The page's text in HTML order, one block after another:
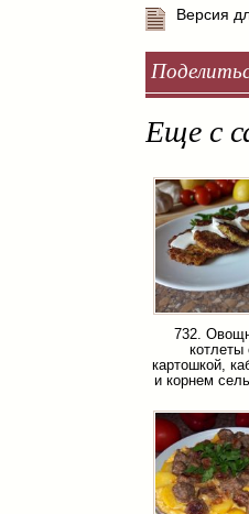
Версия
Еще с
732.
котлеты
картошкой,
и корнем